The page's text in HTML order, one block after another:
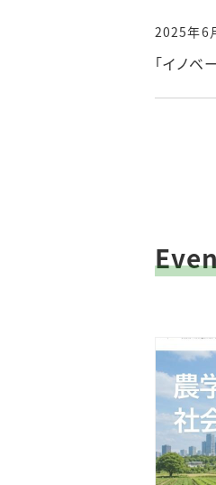
2025年6
「イノ